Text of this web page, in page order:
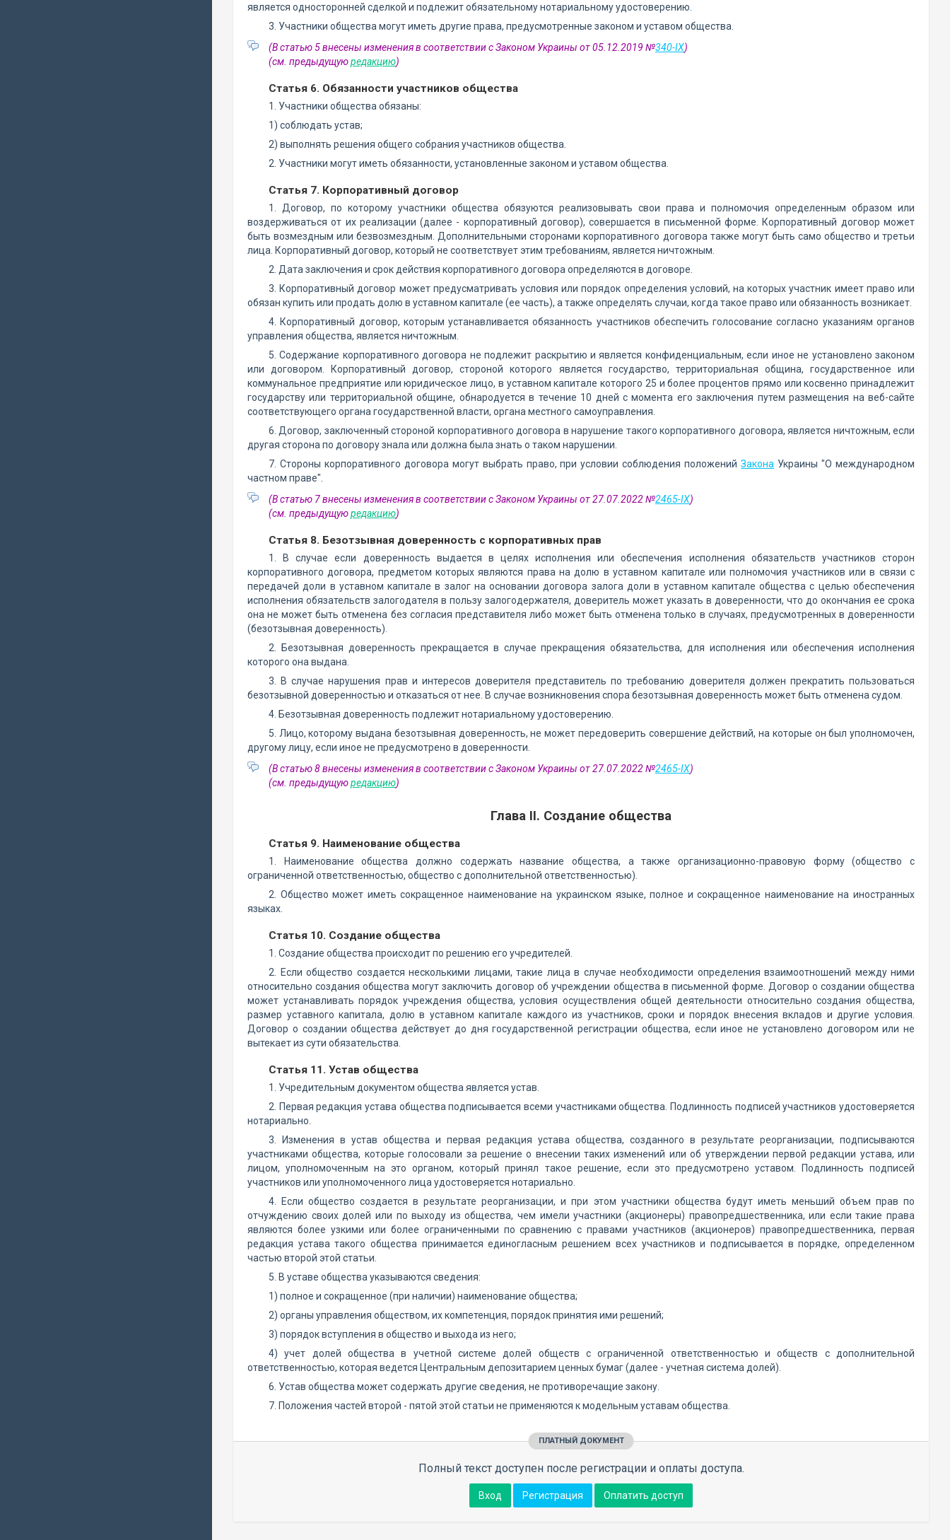
является односторонней сделкой и подлежит обязательному нотариальному удостоверению.
3. Участники общества могут иметь другие права, предусмотренные законом и уставом общества.
(В статью 5 внесены изменения в соответствии с Законом Украины от 05.12.2019 №340-IX)
(см. предыдущуюредакцию)
Статья 6. Обязанности участников общества
1. Участники общества обязаны:
1) соблюдать устав;
2) выполнять решения общего собрания участников общества.
2. Участники могут иметь обязанности, установленные законом и уставом общества.
Статья 7. Корпоративный договор
1. Договор, по которому участники общества обязуются реализовывать свои права и полномочия определенным образом или
воздерживаться от их реализации (далее - корпоративный договор), совершается в письменной форме. Корпоративный договор может
быть возмездным или безвозмездным. Дополнительными сторонами корпоративного договора также могут быть само общество и третьи
лица. Корпоративный договор, который не соответствует этим требованиям, является ничтожным.
2. Дата заключения и срок действия корпоративного договора определяются в договоре.
3. Корпоративный договор может предусматривать условия или порядок определения условий, на которых участник имеет право или
обязан купить или продать долю в уставном капитале (ее часть), а также определять случаи, когда такое право или обязанность возникает.
4. Корпоративный договор, которым устанавливается обязанность участников обеспечить голосование согласно указаниям органов
управления общества, является ничтожным.
5. Содержание корпоративного договора не подлежит раскрытию и является конфиденциальным, если иное не установлено законом
или договором. Корпоративный договор, стороной которого является государство, территориальная община, государственное или
коммунальное предприятие или юридическое лицо, в уставном капитале которого 25 и более процентов прямо или косвенно принадлежит
государству или территориальной общине, обнародуется в течение 10 дней с момента его заключения путем размещения на веб-сайте
соответствующего органа государственной власти, органа местного самоуправления.
6. Договор, заключенный стороной корпоративного договора в нарушение такого корпоративного договора, является ничтожным, если
другая сторона по договору знала или должна была знать о таком нарушении.
7. Стороны корпоративного договора могут выбрать право, при условии соблюдения положенийЗакона Украины "О международном
частном праве".
(В статью 7 внесены изменения в соответствии с Законом Украины от 27.07.2022 №2465-IX)
(см. предыдущуюредакцию)
Статья 8. Безотзывная доверенность с корпоративных прав
1. В случае если доверенность выдается в целях исполнения или обеспечения исполнения обязательств участников сторон
корпоративного договора, предметом которых являются права на долю в уставном капитале или полномочия участников или в связи с
передачей доли в уставном капитале в залог на основании договора залога доли в уставном капитале общества с целью обеспечения
исполнения обязательств залогодателя в пользу залогодержателя, доверитель может указать в доверенности, что до окончания ее срока
она не может быть отменена без согласия представителя либо может быть отменена только в случаях, предусмотренных в доверенности
(безотзывная доверенность).
2. Безотзывная доверенность прекращается в случае прекращения обязательства, для исполнения или обеспечения исполнения
которого она выдана.
3. В случае нарушения прав и интересов доверителя представитель по требованию доверителя должен прекратить пользоваться
безотзывной доверенностью и отказаться от нее. В случае возникновения спора безотзывная доверенность может быть отменена судом.
4. Безотзывная доверенность подлежит нотариальному удостоверению.
5. Лицо, которому выдана безотзывная доверенность, не может передоверить совершение действий, на которые он был уполномочен,
другому лицу, если иное не предусмотрено в доверенности.
(В статью 8 внесены изменения в соответствии с Законом Украины от 27.07.2022 №2465-IX)
(см. предыдущуюредакцию)
Глава II. Создание общества
Статья 9. Наименование общества
1. Наименование общества должно содержать название общества, а также организационно-правовую форму (общество с
ограниченной ответственностью, общество с дополнительной ответственностью).
2. Общество может иметь сокращенное наименование на украинском языке, полное и сокращенное наименование на иностранных
языках.
Статья 10. Создание общества
1. Создание общества происходит по решению его учредителей.
2. Если общество создается несколькими лицами, такие лица в случае необходимости определения взаимоотношений между ними
относительно создания общества могут заключить договор об учреждении общества в письменной форме. Договор о создании общества
может устанавливать порядок учреждения общества, условия осуществления общей деятельности относительно создания общества,
размер уставного капитала, долю в уставном капитале каждого из участников, сроки и порядок внесения вкладов и другие условия.
Договор о создании общества действует до дня государственной регистрации общества, если иное не установлено договором или не
вытекает из сути обязательства.
Статья 11. Устав общества
1. Учредительным документом общества является устав.
2. Первая редакция устава общества подписывается всеми участниками общества. Подлинность подписей участников удостоверяется
нотариально.
3. Изменения в устав общества и первая редакция устава общества, созданного в результате реорганизации, подписываются
участниками общества, которые голосовали за решение о внесении таких изменений или об утверждении первой редакции устава, или
лицом, уполномоченным на это органом, который принял такое решение, если это предусмотрено уставом. Подлинность подписей
участников или уполномоченного лица удостоверяется нотариально.
4. Если общество создается в результате реорганизации, и при этом участники общества будут иметь меньший объем прав по
отчуждению своих долей или по выходу из общества, чем имели участники (акционеры) правопредшественника, или если такие права
являются более узкими или более ограниченными по сравнению с правами участников (акционеров) правопредшественника, первая
редакция устава такого общества принимается единогласным решением всех участников и подписывается в порядке, определенном
частью второй этой статьи.
5. В уставе общества указываются сведения:
1) полное и сокращенное (при наличии) наименование общества;
2) органы управления обществом, их компетенция, порядок принятия ими решений;
3) порядок вступления в общество и выхода из него;
4) учет долей общества в учетной системе долей обществ с ограниченной ответственностью и обществ с дополнительной
ответственностью, которая ведется Центральным депозитарием ценных бумаг (далее - учетная система долей).
6. Устав общества может содержать другие сведения, не противоречащие закону.
7. Положения частей второй - пятой этой статьи не применяются к модельным уставам общества.
ПЛАТНЫЙ ДОКУМЕНТ
Полный текст доступен после регистрации и оплаты доступа.
Вход Регистрация Оплатить доступ